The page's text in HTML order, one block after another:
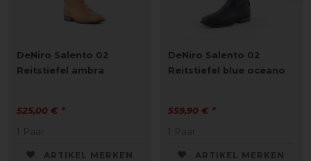
DeNiro Salento 02
Reitstiefel ambra
525,00 € *
1 Paar
ARTIKEL MERKEN
DeNiro Salento 02
Reitstiefel blue oceano
559,90 € *
1 Paar
ARTIKEL MERKEN